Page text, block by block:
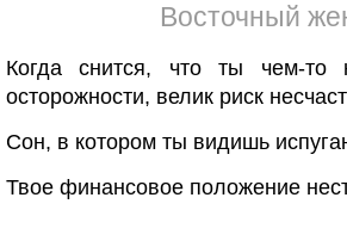
Восточный
Когда снится, что ты чем-то
осторожности, велик риск
Сон, в котором ты видишь
Твое финансовое положение